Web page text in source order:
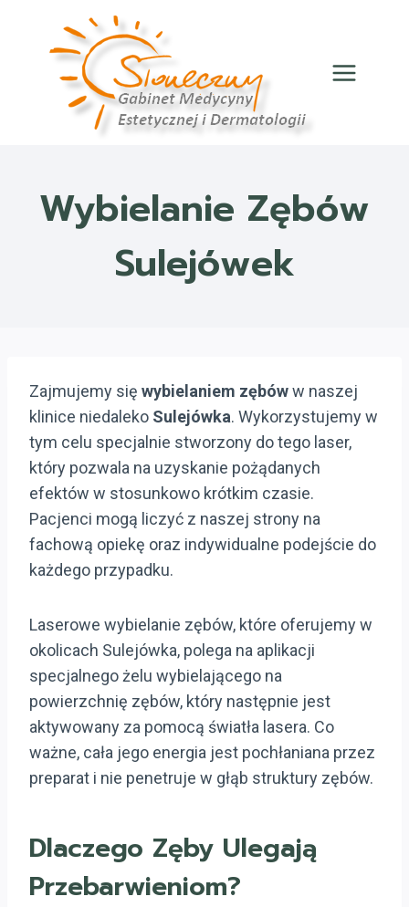
Wybielanie Zębów
Sulejówek
Zajmujemy się wybielaniem zębóww naszej
klinice niedaleko Sulejówka. Wykorzystujemy w
tym celu specjalnie stworzony do tego laser,
który pozwala na uzyskanie pożądanych
efektów w stosunkowo krótkim czasie.
Pacjenci mogą liczyć z naszej strony na
fachową opiekę oraz indywidualne podejście do
każdego przypadku.
Laserowe wybielanie zębów, które oferujemy w
okolicach Sulejówka, polega na aplikacji
specjalnego żelu wybielającego na
powierzchnię zębów, który następnie jest
aktywowany za pomocą światła lasera. Co
ważne, cała jego energia jest pochłaniana przez
preparat i nie penetruje w głąb struktury zębów.
Dlaczego Zęby Ulegają
Przebarwieniom?